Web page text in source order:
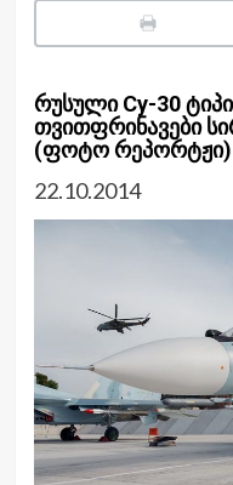
რუსული Cy-30
თვითფრინავები
(ფოტო რეპორტჟი)
22.10.2014